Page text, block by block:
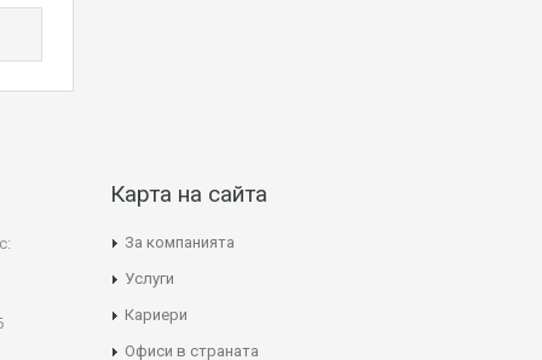
Карта на сайта
За компанията
Услуги
Кариери
Офиси в страната